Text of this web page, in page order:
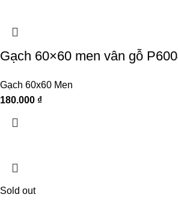
Gạch 60×60 men vân gỗ
Gạch 60x60 Men
180.000 ₫
Sold out